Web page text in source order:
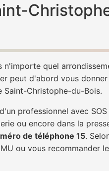
quel
peut d'abord vous
Saint-Christophe-du-Bois.
professionnel avec
ou encore dans la
de téléphone 15.
ou vous recommander